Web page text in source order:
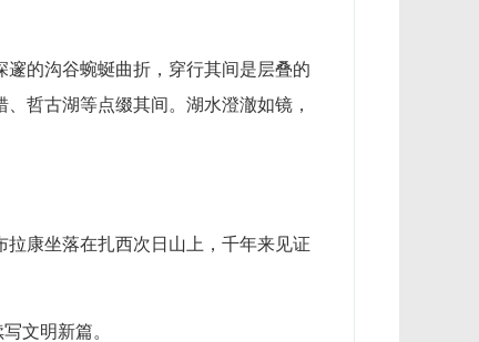
的沟谷蜿蜒曲折，穿行其间是层叠的
哲古湖等点缀其间。湖水澄澈如镜，
康坐落在扎西次日山上，千年来见证
文明新篇。